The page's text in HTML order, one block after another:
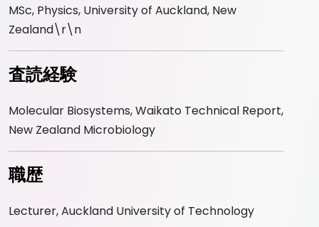
MSc, Physics, University of Auckland, New
Zealand\r\n
査読経験
Molecular Biosystems, Waikato Technical Report,
New Zealand Microbiology
職歴
Lecturer, Auckland University of Technology